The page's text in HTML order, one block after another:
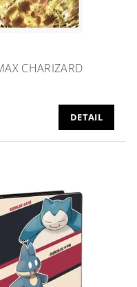
CHARIZARD
DETAIL